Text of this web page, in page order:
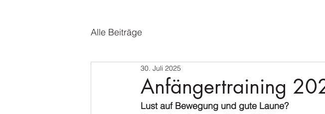
Alle Beiträge
Anfängertraining
30. Juli 2025
Lust auf Bewegung und gute Laune?